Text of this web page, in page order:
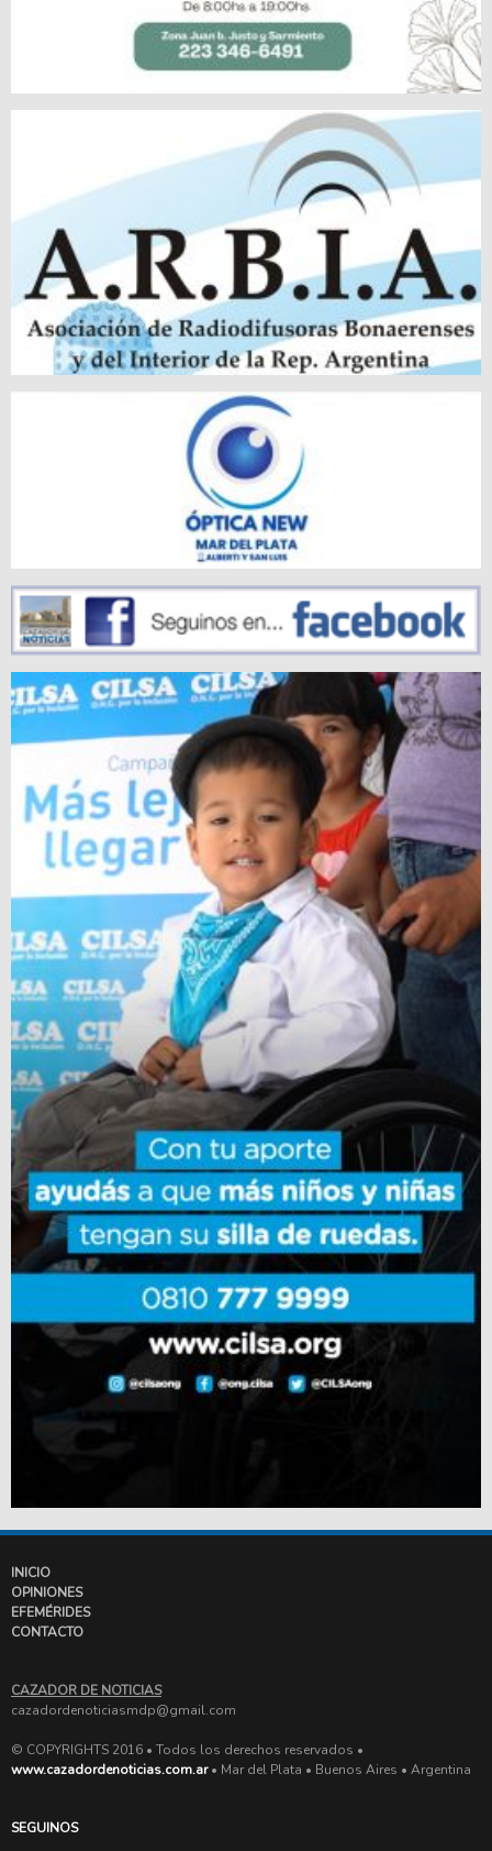
INICIO
OPINIONES
EFEMÉRIDES
CONTACTO
CAZADOR DE NOTICIAS
cazadordenoticiasmdp@gmail.com
© COPYRIGHTS 2016 • Todos los derechos reservados •
www.cazadordenoticias.com.ar• Mar del Plata • Buenos Aires • Argentina
SEGUINOS